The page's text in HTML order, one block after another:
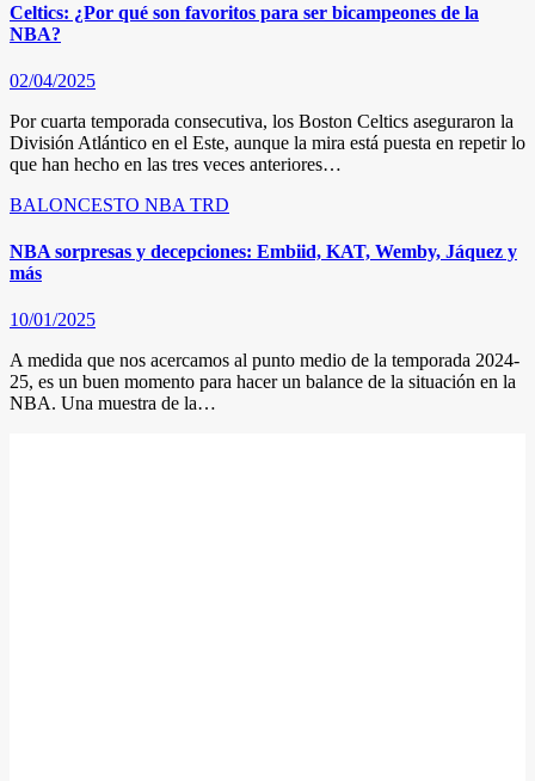
Celtics: ¿Por qué son favoritos para ser bicampeones de la
NBA?
02/04/2025
Por cuarta temporada consecutiva, los Boston Celtics aseguraron la
División Atlántico en el Este, aunque la mira está puesta en repetir lo
que han hecho en las tres veces anteriores…
BALONCESTO NBA TRD
NBA sorpresas y decepciones: Embiid, KAT, Wemby, Jáquez y
más
10/01/2025
A medida que nos acercamos al punto medio de la temporada 2024-
25, es un buen momento para hacer un balance de la situación en la
NBA. Una muestra de la…